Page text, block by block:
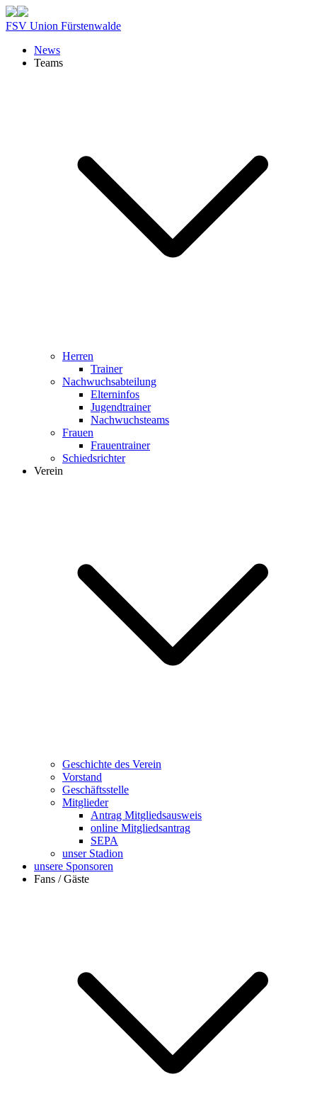
FSV Union Fürstenwalde
News
Teams
Herren
Trainer
Nachwuchsabteilung
Elterninfos
Jugendtrainer
Nachwuchsteams
Frauen
Frauentrainer
Schiedsrichter
Verein
Geschichte des Verein
Vorstand
Geschäftsstelle
Mitglieder
Antrag Mitgliedsausweis
online Mitgliedsantrag
SEPA
unser Stadion
unsere Sponsoren
Fans / Gäste